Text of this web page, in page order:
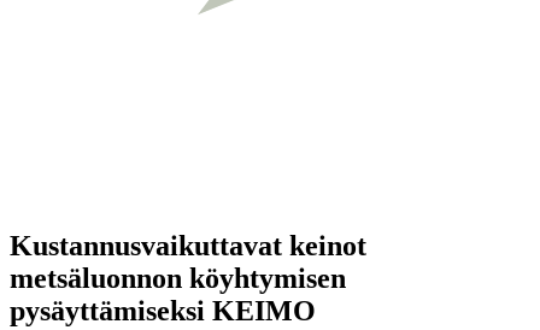
Kustannusvaikuttavat keinot
metsäluonnon köyhtymisen
pysäyttämiseksi KEIMO